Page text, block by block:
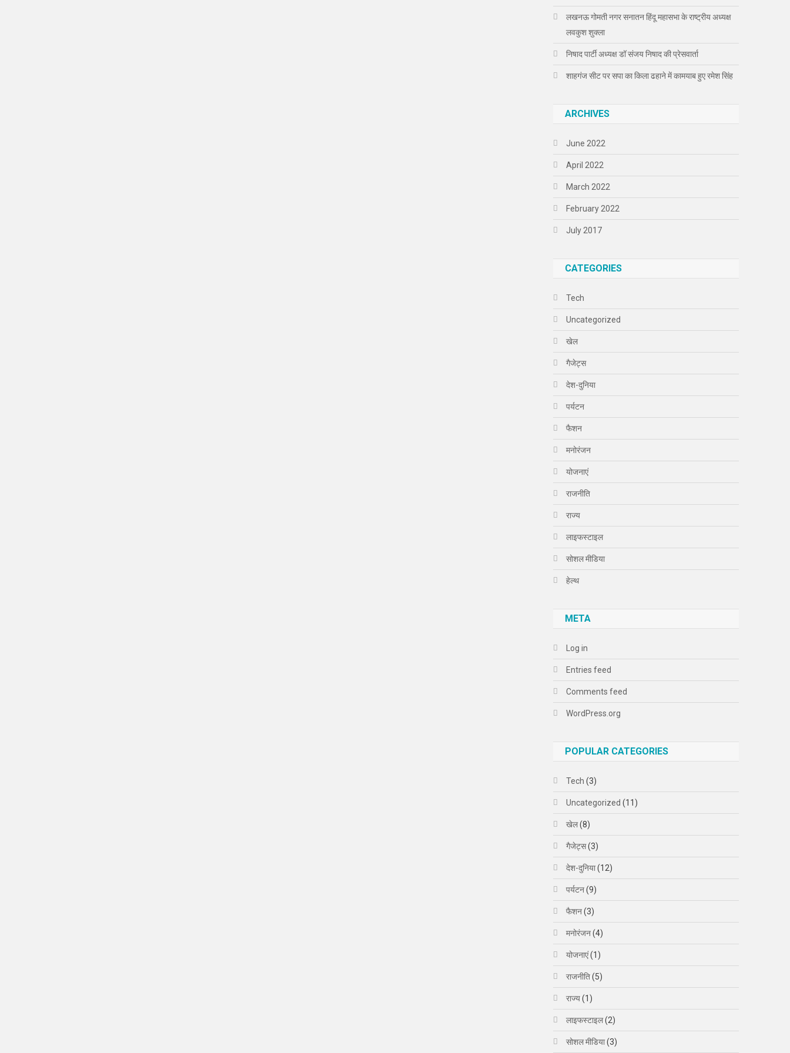
लखनऊ गोमती नगर सनातन हिंदू महासभा के राष्ट्रीय अध्यक्ष
लवकुश शुक्ला
निषाद पार्टी अध्यक्ष डॉ संजय निषाद की प्रेसवार्ता
शाहगंज सीट पर सपा का किला ढहाने में कामयाब हुए रमेश सिंह
ARCHIVES
June 2022
April 2022
March 2022
February 2022
July 2017
CATEGORIES
Tech
Uncategorized
खेल
गैजेट्स
देश-दुनिया
पर्यटन
फैशन
मनोरंजन
योजनाएं
राजनीति
राज्य
लाइफस्टाइल
सोशल मीडिया
हेल्थ
META
Log in
Entries feed
Comments feed
WordPress.org
POPULAR CATEGORIES
Tech (3)
Uncategorized (11)
खेल(8)
गैजेट्स(3)
देश-दुनिया(12)
पर्यटन(9)
फैशन(3)
मनोरंजन(4)
योजनाएं(1)
राजनीति(5)
राज्य(1)
लाइफस्टाइल(2)
सोशल मीडिया(3)